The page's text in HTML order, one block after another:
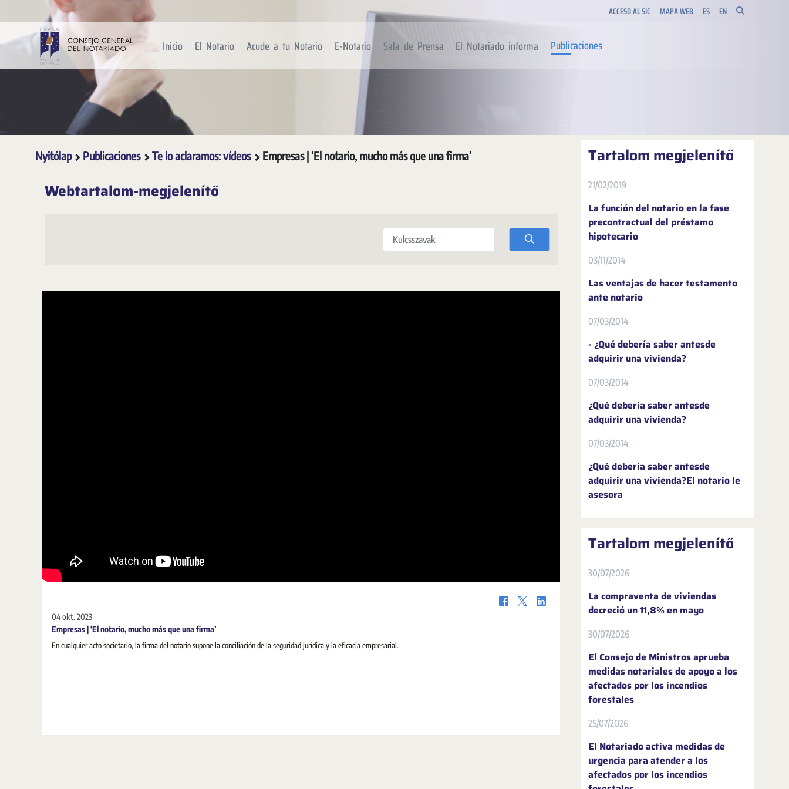
Ugrás a fő tartalomhoz ACCESO AL SIC MAPA WEB ES EN
Inicio El Notario Acude a tu Notario E-Notario Sala de Prensa El Notariado informa Publicaciones
Nyitólap Publicaciones Te lo aclaramos: vídeos Empresas | ‘El notario, mucho más que una firma’
Webtartalom-megjelenítő
Kulcsszavak
04 okt. 2023
Empresas | ‘El notario, mucho más que una firma’
En cualquier acto societario, la firma del notario supone la conciliación de la seguridad jurídica y la eficacia empresarial.
Tartalom megjelenítő
21/02/2019
La función del notario en la fase
precontractual del préstamo
hipotecario
03/11/2014
Las ventajas de hacer testamento
ante notario
07/03/2014
- ¿Qué debería saber antesde
adquirir una vivienda?
07/03/2014
¿Qué debería saber antesde
adquirir una vivienda?
07/03/2014
¿Qué debería saber antesde
adquirir una vivienda?El notario le
asesora
Tartalom megjelenítő
30/07/2026
La compraventa de viviendas
decreció un 11,8% en mayo
30/07/2026
El Consejo de Ministros aprueba
medidas notariales de apoyo a los
afectados por los incendios
forestales
25/07/2026
El Notariado activa medidas de
urgencia para atender a los
afectados por los incendios